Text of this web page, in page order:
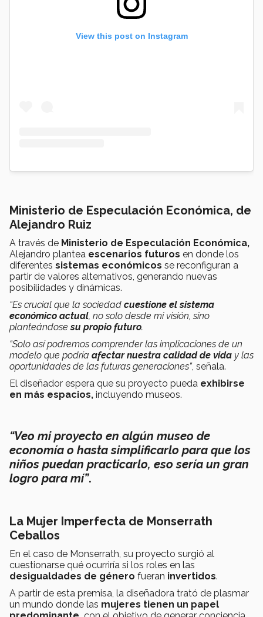
View this post on Instagram
Ministerio de Especulación Económica, de
Alejandro Ruiz
A través de Ministerio de Especulación Económica,
Alejandro plantea escenarios futuros en donde los
diferentes sistemas económicos se reconfiguran a
partir de valores alternativos, generando nuevas
posibilidades y dinámicas.
“Es crucial que la sociedad cuestione el sistema
económico actual, no solo desde mi visión, sino
planteándose su propio futuro.
“Solo así podremos comprender las implicaciones de un
modelo que podría afectar nuestra calidad de vida y las
oportunidades de las futuras generaciones”, señala.
El diseñador espera que su proyecto pueda exhibirse
en más espacios, incluyendo museos.
“Veo mi proyecto en algún museo de
economía o hasta simplificarlo para que los
niños puedan practicarlo, eso sería un gran
logro para mí”.
La Mujer Imperfecta de Monserrath
Ceballos
En el caso de Monserrath, su proyecto surgió al
cuestionarse qué ocurriría si los roles en las
desigualdades de género fueran invertidos.
A partir de esta premisa, la diseñadora trató de plasmar
un mundo donde las mujeres tienen un papel